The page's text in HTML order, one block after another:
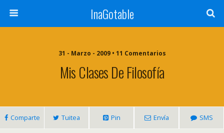
InaGotable
31 - Marzo - 2009 • 11 Comentarios
Mis Clases De Filosofía
Comparte Tuitea Pin Envía SMS